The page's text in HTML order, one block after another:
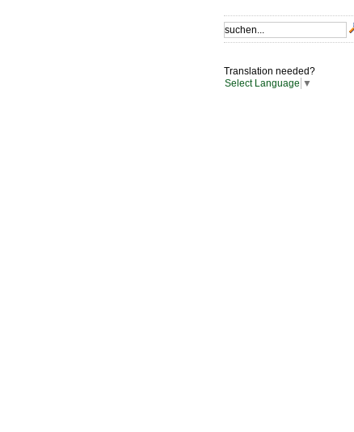
Translation needed?
Select Language ▼